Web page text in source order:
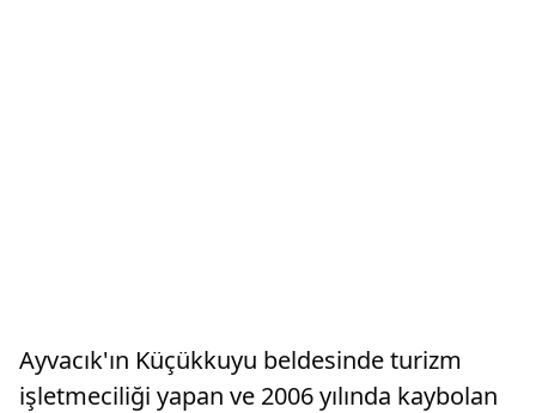
Ayvacık'ın Küçükkuyu beldesinde turizm
işletmeciliği yapan ve 2006 yılında kaybolan